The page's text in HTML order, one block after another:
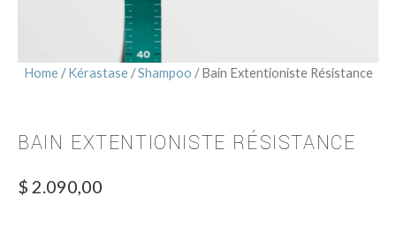
Home/Kérastase/Shampoo / Bain Extentioniste Résistance
BAIN EXTENTIONISTE RÉSISTANCE
$ 2.090,00